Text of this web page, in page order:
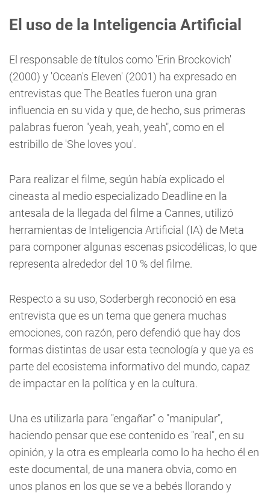
El uso de la Inteligencia Artificial
El responsable de títulos como 'Erin Brockovich'
(2000) y 'Ocean's Eleven' (2001) ha expresado en
entrevistas que The Beatles fueron una gran
influencia en su vida y que, de hecho, sus primeras
palabras fueron "yeah, yeah, yeah", como en el
estribillo de 'She loves you'.
Para realizar el filme, según había explicado el
cineasta al medio especializado Deadline en la
antesala de la llegada del filme a Cannes, utilizó
herramientas de Inteligencia Artificial (IA) de Meta
para componer algunas escenas psicodélicas, lo que
representa alrededor del 10 % del filme.
Respecto a su uso, Soderbergh reconoció en esa
entrevista que es un tema que genera muchas
emociones, con razón, pero defendió que hay dos
formas distintas de usar esta tecnología y que ya es
parte del ecosistema informativo del mundo, capaz
de impactar en la política y en la cultura.
Una es utilizarla para "engañar" o "manipular",
haciendo pensar que ese contenido es "real", en su
opinión, y la otra es emplearla como lo ha hecho él en
este documental, de una manera obvia, como en
unos planos en los que se ve a bebés llorando y